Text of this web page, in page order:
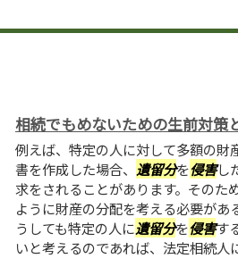
相続でもめないための生前対策
例えば、特定の人に対して多額の財
書を作成した場合、 遺留分を侵害し
求をされることがあります。そのため
ように財産の分配を考える必要があ
うしても特定の人に遺留分を侵害す
いと考えるのであれば、法定相続人